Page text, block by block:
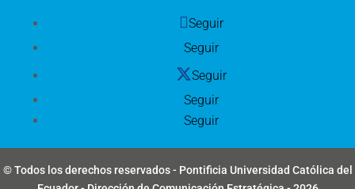
Seguir
Seguir
Seguir
Seguir
Seguir
© Todos los derechos reservados - Pontificia Universidad Católica del